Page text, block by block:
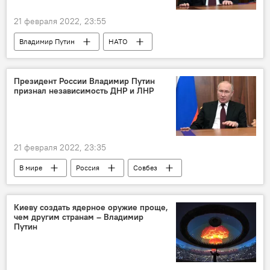
21 февраля 2022, 23:55
Владимир Путин НАТО
Президент России Владимир Путин
признал независимость ДНР и ЛНР
21 февраля 2022, 23:35
В мире Россия
Совбез
Политика
Донбасс
Киеву создать ядерное оружие проще,
чем другим странам – Владимир
Путин